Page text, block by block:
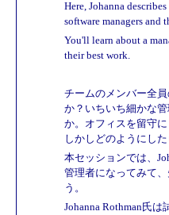
Here, Johanna
software managers and
You'll learn about a
their best work.
チームのメンバー全
か？いちいち細かな
か。オフィスを留守
しかしどのようにし
本セッションでは、
管理者になってみて
う。
Johanna Rothman氏